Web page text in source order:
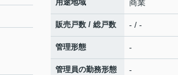
用途地域 商業
販売戸数 / 総戸数 - / -
管理形態 -
管理員の勤務形態 -